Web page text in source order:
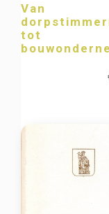
Van
tot